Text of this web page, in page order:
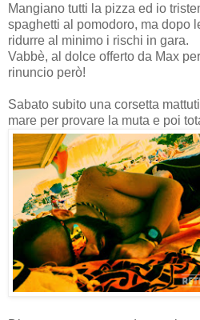
Mangiano tutti la pizza ed io
spaghetti al pomodoro, ma dopo
ridurre al minimo i rischi in gara.
Vabbè, al dolce offerto da Max
rinuncio però!
Sabato subito una corsetta
mare per provare la muta e poi